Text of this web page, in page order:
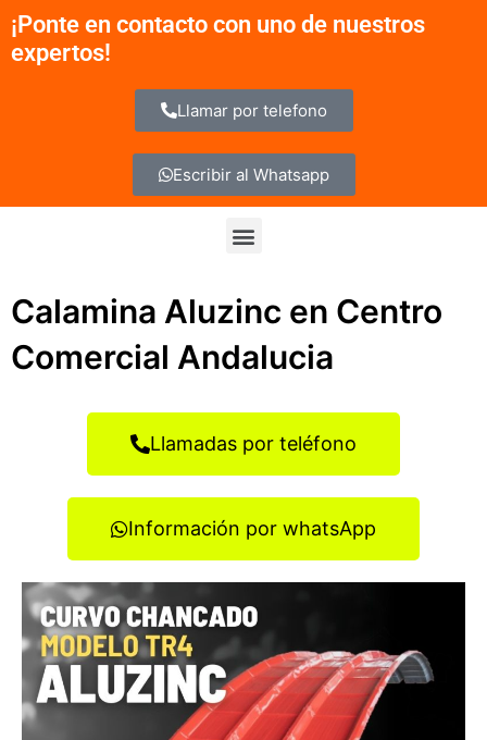
contenido
¡Ponte en contacto con uno de nuestros
expertos!
Llamar por telefono
Escribir al Whatsapp
Menu
Calamina Aluzinc en Centro
Comercial Andalucia
Llamadas por teléfono
Información por whatsApp